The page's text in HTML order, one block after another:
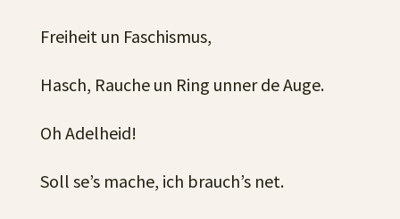
Freiheit un Faschismus,
Hasch, Rauche un Ring unner de Auge.
Oh Adelheid!
Soll se’s mache, ich brauch’s net.